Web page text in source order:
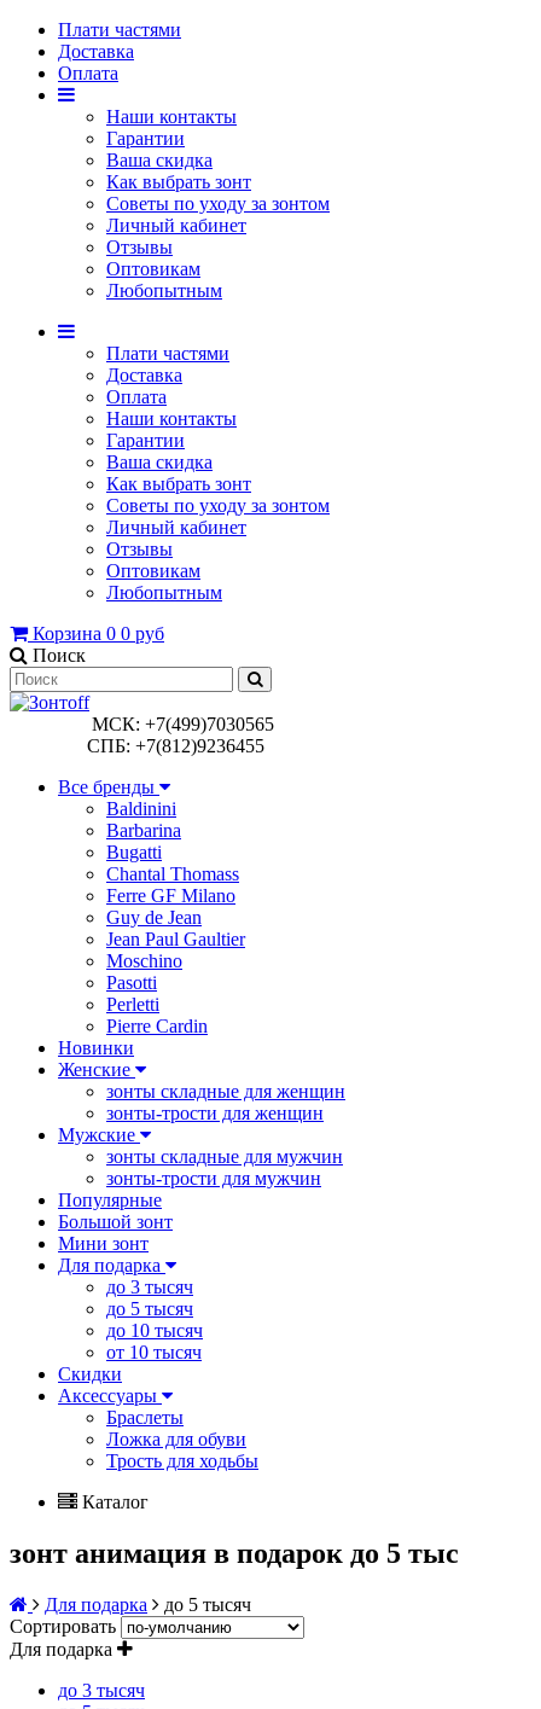
Плати частями
Доставка
Оплата
Наши контакты
Гарантии
Ваша скидка
Как выбрать зонт
Советы по уходу за зонтом
Личный кабинет
Отзывы
Оптовикам
Любопытным
Плати частями
Доставка
Оплата
Наши контакты
Гарантии
Ваша скидка
Как выбрать зонт
Советы по уходу за зонтом
Личный кабинет
Отзывы
Оптовикам
Любопытным
Корзина 0 0 руб
Поиск
МСК: +7(499)7030565
СПБ: +7(812)9236455
Все бренды
Baldinini
Barbarina
Bugatti
Chantal Thomass
Ferre GF Milano
Guy de Jean
Jean Paul Gaultier
Moschino
Pasotti
Perletti
Pierre Cardin
Новинки
Женские
зонты складные для женщин
зонты-трости для женщин
Мужские
зонты складные для мужчин
зонты-трости для мужчин
Популярные
Большой зонт
Мини зонт
Для подарка
до 3 тысяч
до 5 тысяч
до 10 тысяч
от 10 тысяч
Скидки
Аксессуары
Браслеты
Ложка для обуви
Трость для ходьбы
Каталог
зонт анимация в подарок до 5 тыс
Для подарка
до 5 тысяч
Сортировать
Для подарка
до 3 тысяч